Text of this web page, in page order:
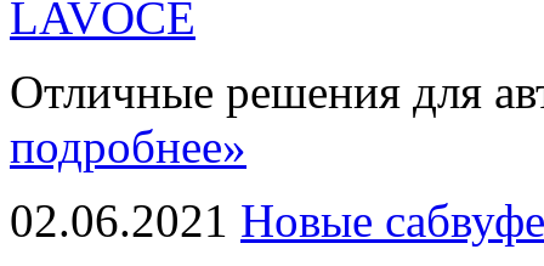
LAVOCE
Отличные решения для
подробнее»
02.06.2021 Новые